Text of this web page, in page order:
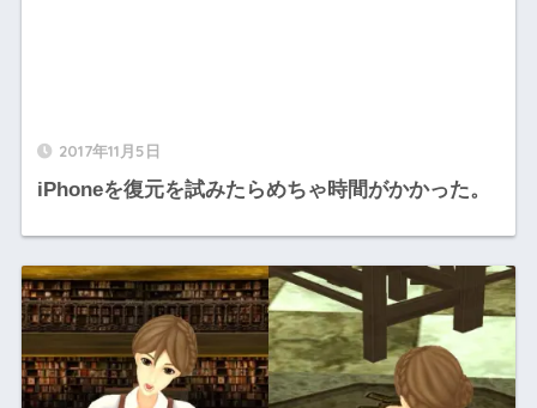
2017年11月5日
iPhoneを復元を試みたらめちゃ時間がかかった。